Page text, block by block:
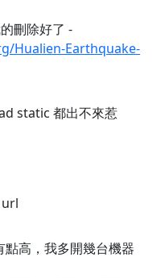
刪除好了 -
Hualien-Earthquake-
static 都出不來惹
高，我多開幾台機器